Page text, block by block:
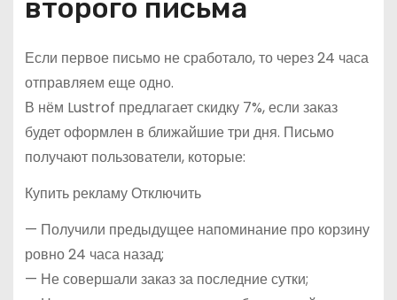
второго письма
Если первое письмо не сработало, то через 24 часа
отправляем еще одно.
В нём Lustrof предлагает скидку 7%, если заказ
будет оформлен в ближайшие три дня. Письмо
получают пользователи, которые:
Купить рекламу Отключить
— Получили предыдущее напоминание про корзину
ровно 24 часа назад;
— Не совершали заказ за последние сутки;